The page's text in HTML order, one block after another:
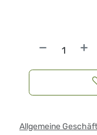
Allgemeine